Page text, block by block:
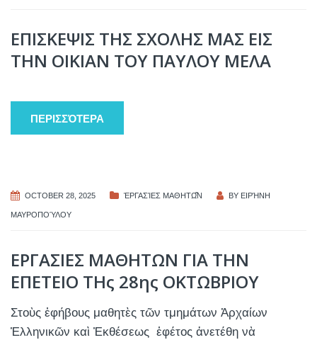
ΕΠΙΣΚΕΨΙΣ ΤΗΣ ΣΧΟΛΗΣ ΜΑΣ ΕΙΣ
ΤΗΝ ΟΙΚΙΑΝ ΤΟΥ ΠΑΥΛΟΥ ΜΕΛΑ
ΠΕΡΙΣΣΌΤΕΡΑ
OCTOBER 28, 2025 ἘΡΓΑΣΊΕΣ ΜΑΘΗΤΩ͂Ν BY ΕΙΡΉΝΗ
ΜΑΥΡΟΠΟΎΛΟΥ
ΕΡΓΑΣΙΕΣ ΜΑΘΗΤΩΝ ΓΙΑ ΤΗΝ
ΕΠΕΤΕΙΟ ΤΗς 28ης ΟΚΤΩΒΡΙΟΥ
Στοὺς ἐφήβους μαθητὲς τῶν τμημάτων Ἀρχαίων
Ἑλληνικῶν καὶ Ἐκθέσεως ἐφέτος ἀνετέθη νὰ